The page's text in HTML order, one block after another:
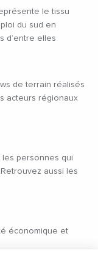
le tissu
du sud en
d’entre elles
de terrain réalisés
acteurs régionaux
les personnes qui
aussi les
économique et